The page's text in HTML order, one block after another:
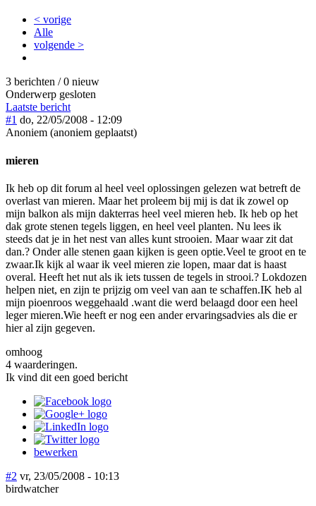
< vorige
Alle
volgende >
3 berichten / 0 nieuw
Onderwerp gesloten
Laatste bericht
#1 do, 22/05/2008 - 12:09
Anoniem (anoniem geplaatst)
mieren
Ik heb op dit forum al heel veel oplossingen gelezen wat betreft de
overlast van mieren. Maar het proleem bij mij is dat ik zowel op
mijn balkon als mijn dakterras heel veel mieren heb. Ik heb op het
dak grote stenen tegels liggen, en heel veel planten. Nu lees ik
steeds dat je in het nest van alles kunt strooien. Maar waar zit dat
dan.? Onder alle stenen gaan kijken is geen optie.Veel te groot en te
zwaar.Ik kijk al waar ik veel mieren zie lopen, maar dat is haast
overal. Heeft het nut als ik iets tussen de tegels in strooi.? Lokdozen
helpen niet, en zijn te prijzig om veel van aan te schaffen.IK heb al
mijn pioenroos weggehaald .want die werd belaagd door een heel
leger mieren.Wie heeft er nog een ander ervaringsadvies als die er
hier al zijn gegeven.
omhoog
4 waarderingen.
Ik vind dit een goed bericht
bewerken
#2 vr, 23/05/2008 - 10:13
birdwatcher